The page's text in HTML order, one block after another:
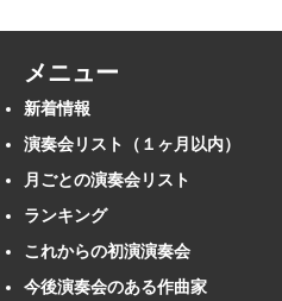
メニュー
新着情報
演奏会リスト（１ヶ月以内）
月ごとの演奏会リスト
ランキング
これからの初演演奏会
今後演奏会のある作曲家